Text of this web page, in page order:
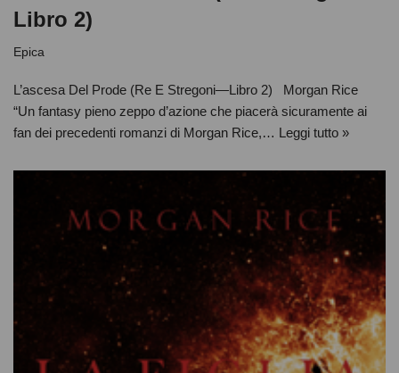
Libro 2)
Epica
L’ascesa Del Prode (Re E Stregoni—Libro 2) Morgan Rice
“Un fantasy pieno zeppo d’azione che piacerà sicuramente ai
fan dei precedenti romanzi di Morgan Rice,… Leggi tutto »